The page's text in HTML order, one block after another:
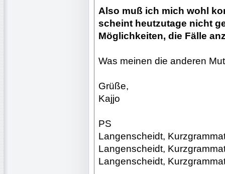
Also muß ich mich wohl
scheint heutzutage nicht
Möglichkeiten, die Fälle
Was meinen die anderen
Grüße,
Kajjo
PS
Langenscheidt,
Langenscheidt,
Langenscheidt,